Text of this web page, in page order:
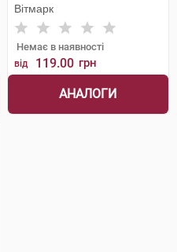
Вітмарк
Немає в наявності
від 119.00 грн
АНАЛОГИ